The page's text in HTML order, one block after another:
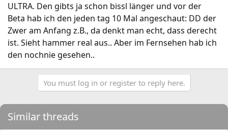
ULTRA. Den gibts ja schon bissl länger und vor der
Beta hab ich den jeden tag 10 Mal angeschaut: DD der
Zwer am Anfang z.B., da denkt man echt, dass derecht
ist. Sieht hammer real aus.. Aber im Fernsehen hab ich
den nochnie gesehen..
You must log in or register to reply here.
Similar threads